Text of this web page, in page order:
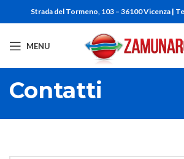
Strada del Tormeno, 103 – 36100 Vicenza |
MENU
Contatti